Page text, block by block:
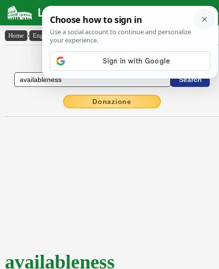
Latin Dictionary
Home › English-Latin › availableness
English to Latin Dictionary
Donazione
availableness